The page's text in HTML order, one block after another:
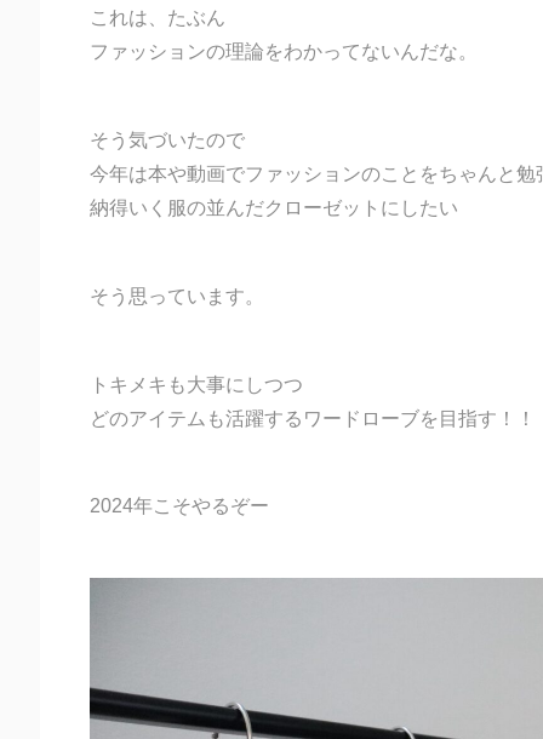
これは、たぶん
ファッションの理論をわかってないんだな。
そう気づいたので
今年は本や動画でファッションのことをちゃんと勉
納得いく服の並んだクローゼットにしたい
そう思っています。
トキメキも大事にしつつ
どのアイテムも活躍するワードローブを目指す！！
2024年こそやるぞー